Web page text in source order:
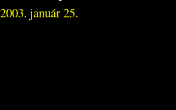
2003. január 25.